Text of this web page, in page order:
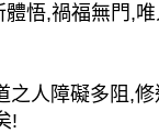
體悟,禍福無門,
人障礙多阻,修
!